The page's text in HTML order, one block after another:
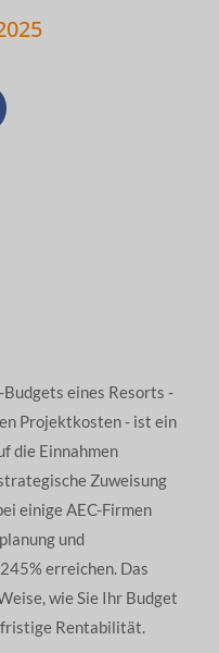
eines Resorts -
Projektkosten - ist ein
die Einnahmen
Zuweisung
einige AEC-Firmen
und
erreichen. Das
wie Sie Ihr Budget
Rentabilität.